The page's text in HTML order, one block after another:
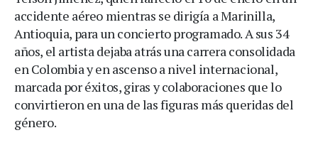
accidente aéreo mientras se dirigía a Marinilla,
Antioquia, para un concierto programado. A sus 34
años, el artista dejaba atrás una carrera consolidada
en Colombia y en ascenso a nivel internacional,
marcada por éxitos, giras y colaboraciones que lo
convirtieron en una de las figuras más queridas del
género.